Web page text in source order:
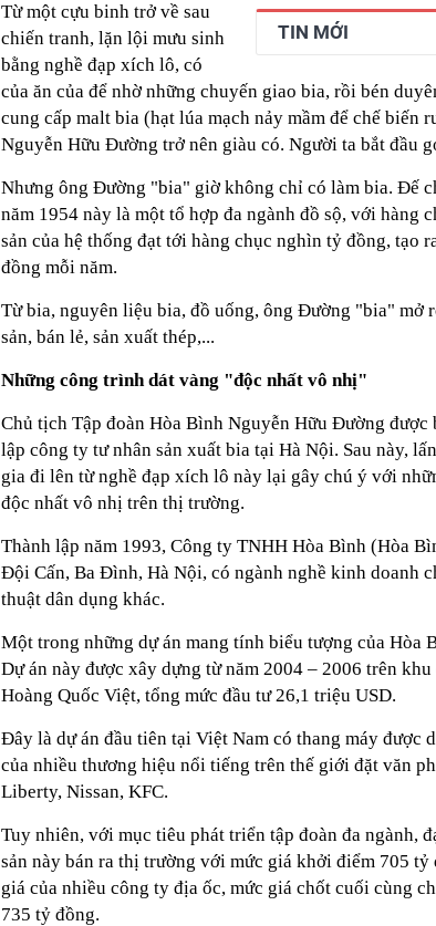
vượt Hàn Quốc và Nga, gấp gần 6 lần Ấn
23:01
Người bán trái cây tiết lộ: Khách thường
nghề lại kiểm tra 5 chi tiết này trước
23:00
Tiếp viên tàu cao tốc quỳ gối 1h an ủi
sao nhiều hơn ở nhà, bay hạng thương gia
22:34
Cụ bà 70 tuổi có xương trẻ khỏe như phụ
biết bí quyết
22:34
Ngôi nhà chứa đựng tâm huyết của NSND
22:31
Giá vàng vượt 4.300 USD/ounce, chuyên
22:30
Một doanh nghiệp dầu khí đem hơn 42.200
22:08
22:06
Nga được cho là có thêm "lá bài" từ Triều
có thể bị khoét sâu?
TIN MỚI
Từ một cựu binh trở về sau
chiến tranh, lặn lội mưu sinh
bằng nghề đạp xích lô, có
của ăn của để nhờ những chuyến giao bia, rồi bén
cung cấp malt bia (hạt lúa mạch nảy mầm để chế biến
Nguyễn Hữu Đường trở nên giàu có. Người ta bắt đầu
Nhưng ông Đường "bia" giờ không chỉ có làm bia. Đế
năm 1954 này là một tổ hợp đa ngành đồ sộ, với hàng
sản của hệ thống đạt tới hàng chục nghìn tỷ đồng, tạo
đồng mỗi năm.
Từ bia, nguyên liệu bia, đồ uống, ông Đường "bia" mở
sản, bán lẻ, sản xuất thép,...
Những công trình dát vàng "độc nhất vô nhị"
Chủ tịch Tập đoàn Hòa Bình Nguyễn Hữu Đường
lập công ty tư nhân sản xuất bia tại Hà Nội. Sau này,
gia đi lên từ nghề đạp xích lô này lại gây chú ý với
độc nhất vô nhị trên thị trường.
Thành lập năm 1993, Công ty TNHH Hòa Bình (Hòa
Đội Cấn, Ba Đình, Hà Nội, có ngành nghề kinh doanh
thuật dân dụng khác.
Một trong những dự án mang tính biểu tượng của Hòa
Dự án này được xây dựng từ năm 2004 – 2006 trên
Hoàng Quốc Việt, tổng mức đầu tư 26,1 triệu USD.
Đây là dự án đầu tiên tại Việt Nam có thang máy được
của nhiều thương hiệu nổi tiếng trên thế giới đặt văn
Liberty, Nissan, KFC.
Tuy nhiên, với mục tiêu phát triển tập đoàn đa ngành,
sản này bán ra thị trường với mức giá khởi điểm 705 tỷ
giá của nhiều công ty địa ốc, mức giá chốt cuối cùng
735 tỷ đồng.